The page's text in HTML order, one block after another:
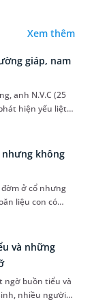
Xem thêm
giáp, nam
anh N.V.C (25
hiện yếu liệt 2
được. Kết quả
nhưng không
ở cổ nhưng
liệu con có
hay không.
ch...
và những
ngờ buồn tiểu và
nhiều người